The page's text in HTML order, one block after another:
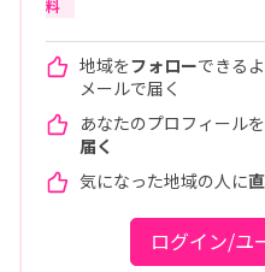
料
地域をフォローできるよ
メールで届く
あなたのプロフィール
届く
気になった地域の人に
ログイン/ユ